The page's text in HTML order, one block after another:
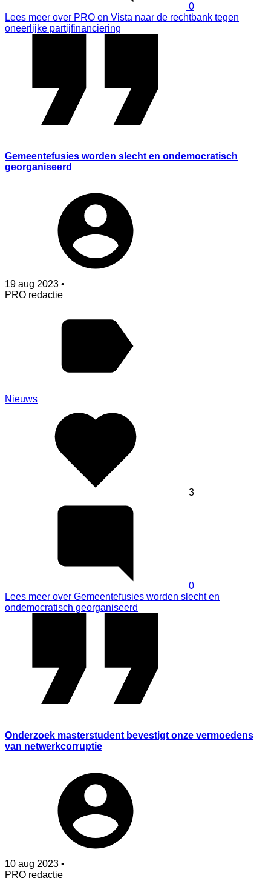
0
Lees meer over PRO en Vista naar de rechtbank tegen
oneerlijke partijfinanciering
Gemeentefusies worden slecht en ondemocratisch
georganiseerd
19 aug 2023 •
PRO redactie
Nieuws
3
0
Lees meer over Gemeentefusies worden slecht en
ondemocratisch georganiseerd
Onderzoek masterstudent bevestigt onze vermoedens
van netwerkcorruptie
10 aug 2023 •
PRO redactie